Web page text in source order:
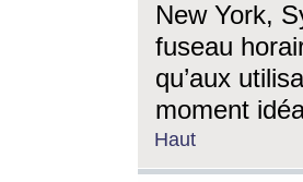
New York,
fuseau
qu’aux
moment
Haut